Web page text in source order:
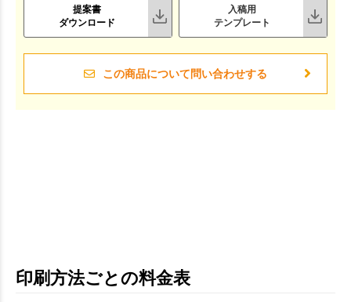
提案書
ダウンロード
入稿用
テンプレート
この商品について問い合わせする
印刷方法ごとの料金表